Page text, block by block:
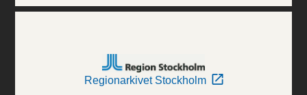
Regionarkivet Stockholm